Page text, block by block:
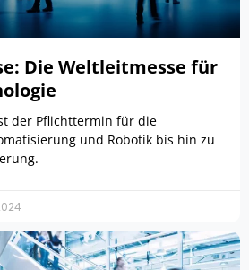
Die Weltleitmesse für
der Pflichttermin für die
und Robotik bis hin zu